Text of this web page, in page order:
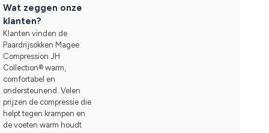
Wat zeggen onze
klanten?
Klanten vinden de
Paardrijsokken Magee
Compression JH
Collection® warm,
comfortabel en
ondersteunend. Velen
prijzen de compressie die
helpt tegen krampen en
de voeten warm houdt